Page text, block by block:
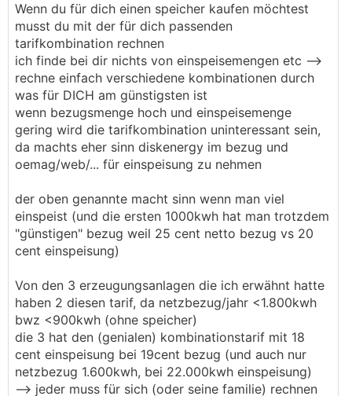
E werke franz (für die ersten 1000kwh gibts
sogar 20cent/kwh)
https://www.ewg.at/wp-content/uploads/2023/0
6/EWG-Preisblatt-Franz-PV-Kombi_ab-20230615.
pdf
Der tarif macht für alle "vieleinspeiser" sinn, den
gibt es mittlerweile schon ewig (hab ich hier im
forum aber eh bereits des öfteren geschrieben)
🤷‍♀️
Ist das sicher noch aktuell? Der Tarif hat mit 30
Cent einen vergleichsweise hohen Arbeitspreis
und die Netzgebühren kommen noch oben
um sich einen Akku schön zu rechnen:
Wenn du für dich einen speicher kaufen möchtest
musst du mit der für dich passenden
tarifkombination rechnen
ich finde bei dir nichts von einspeisemengen etc -->
rechne einfach verschiedene kombinationen durch
was für DICH am günstigsten ist
wenn bezugsmenge hoch und einspeisemenge
gering wird die tarifkombination uninteressant sein,
da machts eher sinn diskenergy im bezug und
oemag/web/... für einspeisung zu nehmen
der oben genannte macht sinn wenn man viel
einspeist (und die ersten 1000kwh hat man trotzdem
"günstigen" bezug weil 25 cent netto bezug vs 20
cent einspeisung)
Von den 3 erzeugungsanlagen die ich erwähnt hatte
haben 2 diesen tarif, da netzbezug/jahr <1.800kwh
bwz <900kwh (ohne speicher)
die 3 hat den (genialen) kombinationstarif mit 18
cent einspeisung bei 19cent bezug (und auch nur
netzbezug 1.600kwh, bei 22.000kwh einspeisung)
--> jeder muss für sich (oder seine familie) rechnen